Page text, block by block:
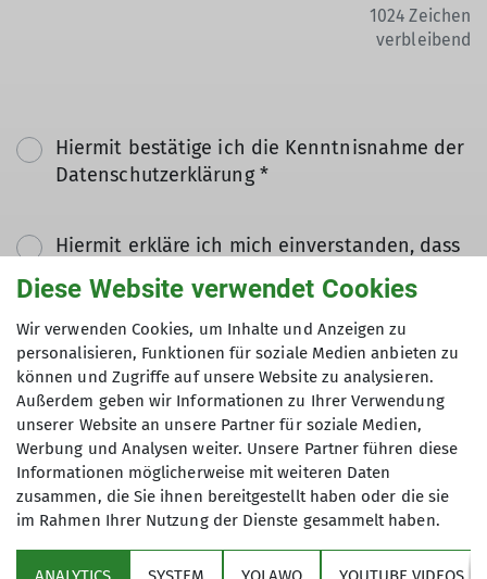
1024 Zeichen
verbleibend
Hiermit bestätige ich die Kenntnisnahme der
Datenschutzerklärung *
Hiermit erkläre ich mich einverstanden, dass
meine in das Kontaktformular eingegebenen
Daten elektronisch gesichert und zum Zweck
der Kontaktaufnahme verarbeitet und
genutzt werden. Mir ist bekannt, dass ich
meine Einwilligung jederzeit wiederrufen
kann. *
Mit (*) markierte Felder
sind Pflichtfelder
Absenden
Diese Website verwendet Cookies
Wir verwenden Cookies, um Inhalte und Anzeigen zu
personalisieren, Funktionen für soziale Medien anbieten zu
können und Zugriffe auf unsere Website zu analysieren.
Außerdem geben wir Informationen zu Ihrer Verwendung
unserer Website an unsere Partner für soziale Medien,
Werbung und Analysen weiter. Unsere Partner führen diese
Informationen möglicherweise mit weiteren Daten
zusammen, die Sie ihnen bereitgestellt haben oder die sie
im Rahmen Ihrer Nutzung der Dienste gesammelt haben.